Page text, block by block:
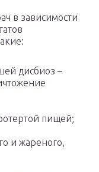
в зависимости
дисбиоз –
пищей;
и жареного,